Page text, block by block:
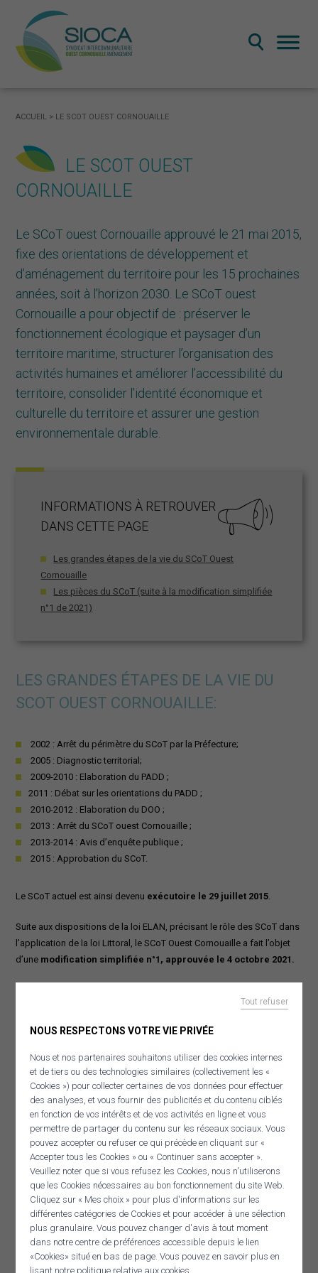
Panneau de gestion des cookies
NOUS RESPECTONS VOTRE VIE PRIVÉE
Nous et nos partenaires souhaitons utiliser des cookies internes
et de tiers ou des technologies similaires (collectivement les «
Cookies ») pour collecter certaines de vos données pour effectuer
des analyses, et vous fournir des publicités et du contenu ciblés
en fonction de vos intérêts et de vos activités en ligne et vous
permettre de partager du contenu sur les réseaux sociaux. Vous
pouvez accepter ou refuser ce qui précède en cliquant sur «
Accepter tous les Cookies » ou « Continuer sans accepter ».
Veuillez noter que si vous refusez les Cookies, nous n'utiliserons
que les Cookies nécessaires au bon fonctionnement du site Web.
Cliquez sur « Mes choix » pour plus d'informations sur les
différentes catégories de Cookies et pour accéder à une sélection
plus granulaire. Vous pouvez changer d'avis à tout moment
dans notre centre de préférences accessible depuis le lien
«Cookies» situé en bas de page. Vous pouvez en savoir plus en
lisant notre politique relative aux cookies.
Tout refuser
LE SYNDICAT MIXTE
Fonctionnement et gouvernance
Publications administratives
Qu’est-ce qu’un SCOT
Le SCOT ouest Cornouaille
La révision du SCOT
MOBILITÉ
OuestKarr covoiturage
Mai à vélo
Documents mobilités
Stratégie Mobilité Ouest Cornouaille
Schéma directeur vélo
ACCUEIL > LE SCOT OUEST CORNOUAILLE
LE SCOT OUEST
CORNOUAILLE
Le SCoT ouest Cornouaille approuvé le 21 mai 2015,
fixe des orientations de développement et
d’aménagement du territoire pour les 15 prochaines
années, soit à l’horizon 2030. Le SCoT ouest
Cornouaille a pour objectif de : préserver le
fonctionnement écologique et paysager d’un
territoire maritime, structurer l’organisation des
activités humaines et améliorer l’accessibilité du
territoire, consolider l’identité économique et
culturelle du territoire et assurer une gestion
environnementale durable.
Les grandes étapes de la vie du SCoT Ouest
Cornouaille
Les pièces du SCoT (suite à la modification simplifiée
n°1 de 2021)
LES GRANDES ÉTAPES DE LA VIE DU
SCOT OUEST CORNOUAILLE:
2002 : Arrêt du périmètre du SCoT par la Préfecture;
2005 : Diagnostic territorial;
2009-2010 : Elaboration du PADD ;
2011 : Débat sur les orientations du PADD ;
2010-2012 : Elaboration du DOO ;
2013 : Arrêt du SCoT ouest Cornouaille ;
2013-2014 : Avis d’enquête publique ;
2015 : Approbation du SCoT.
Le SCoT actuel est ainsi devenu exécutoire le 29 juillet 2015.
Suite aux dispositions de la loi ELAN, précisant le rôle des SCoT dans
l’application de la loi Littoral, le SCoT Ouest Cornouaille a fait l’objet
d’une modification simplifiée n°1, approuvée le 4 octobre 2021.
après son approbation, conformément aux obligations légales.Les
résultats de cette évaluation ont été présentés au comité
révision du document.
La révision du SCoT Ouest Cornouaille a donc été prescrite par
délibération du 21/03/2023.
Depuis cette date, le SIOCA et ses partenaires travaillent sur la
procédure de révision du SCoT Ouest Cornouaille. Pour en savoir plus
sur la révision du SCoT,
veuillez consulter la page dédiée.
LES PIÈCES DU SCOT (SUITE À LA
MODIFICATION SIMPLIFIÉE N°1 DE
2021)
RECHERCHER